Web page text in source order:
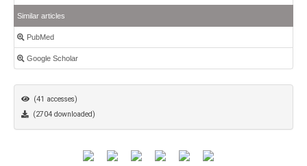
Similar articles
PubMed
Google Scholar
(41 accesses)
(2704 downloaded)